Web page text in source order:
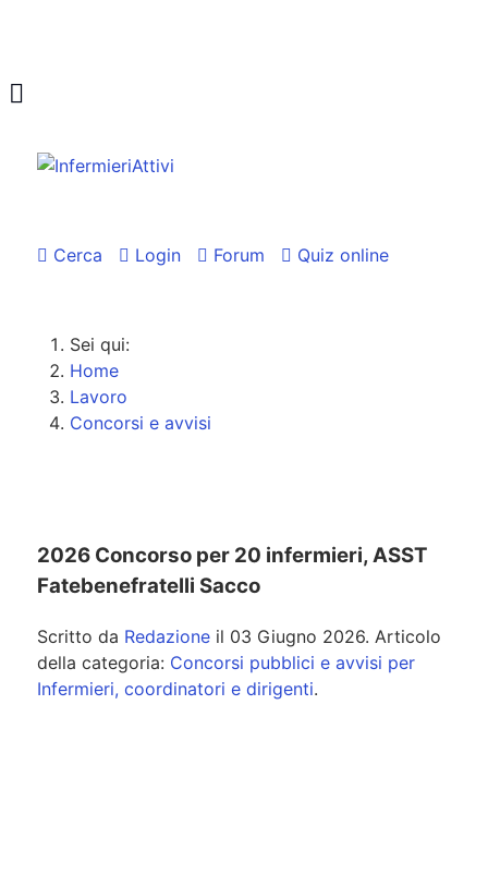
Cerca Login Forum Quiz online
Sei qui:
Home
Lavoro
Concorsi e avvisi
2026 Concorso per 20 infermieri, ASST
Fatebenefratelli Sacco
Scritto da Redazione il 03 Giugno 2026. Articolo
della categoria: Concorsi pubblici e avvisi per
Infermieri, coordinatori e dirigenti.